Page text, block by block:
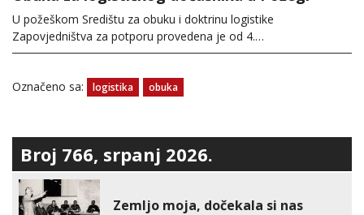
U požeškom Središtu za obuku i doktrinu logistike
Zapovjedništva za potporu provedena je od 4.…
Označeno sa: logistika obuka
Broj 766, srpanj 2026.
Zemljo moja, dočekala si nas